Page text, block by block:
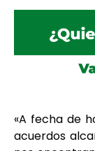
«A fecha de
acuerdos